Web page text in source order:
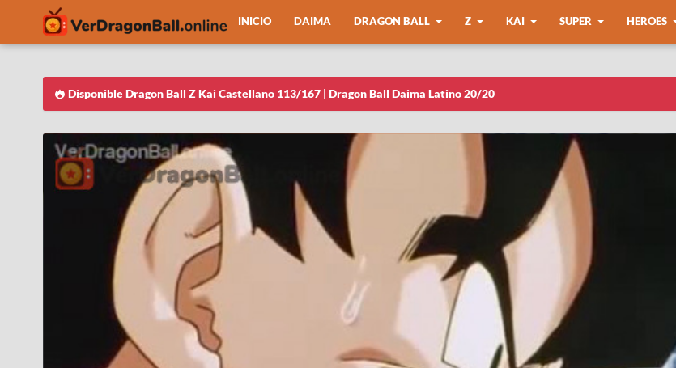
INICIO DAIMA DRAGON BALL Z KAI SUPER HEROES
Disponible Dragon Ball Z Kai Castellano 113/167 | Dragon Ball Daima Latino 20/20